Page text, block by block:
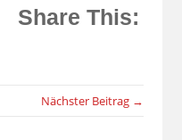
Share This:
Nächster Beitrag →